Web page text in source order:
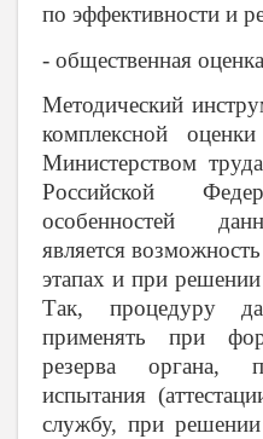
по эффективности и
- общественная
Методический
комплексной
Министерством
Российской
особенностей
является
этапах и при
Так, процедуру
применять при
резерва органа,
испытания
службу, при